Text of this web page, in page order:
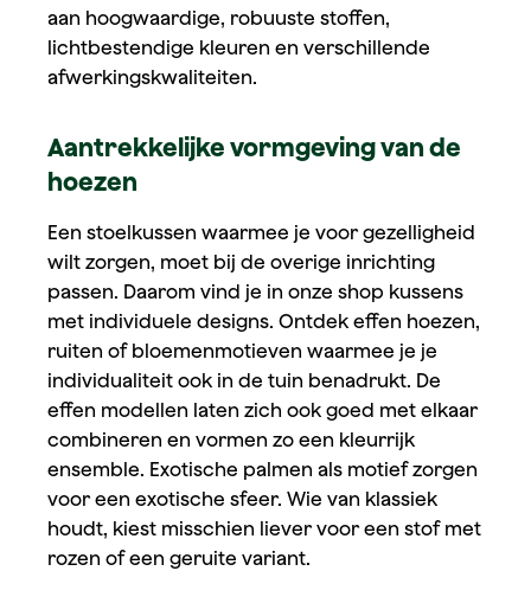
aan hoogwaardige, robuuste stoffen,
lichtbestendige kleuren en verschillende
afwerkingskwaliteiten.
Aantrekkelijke vormgeving van de
hoezen
Een stoelkussen waarmee je voor gezelligheid
wilt zorgen, moet bij de overige inrichting
passen. Daarom vind je in onze shop kussens
met individuele designs. Ontdek effen hoezen,
ruiten of bloemenmotieven waarmee je je
individualiteit ook in de tuin benadrukt. De
effen modellen laten zich ook goed met elkaar
combineren en vormen zo een kleurrijk
ensemble. Exotische palmen als motief zorgen
voor een exotische sfeer. Wie van klassiek
houdt, kiest misschien liever voor een stof met
rozen of een geruite variant.